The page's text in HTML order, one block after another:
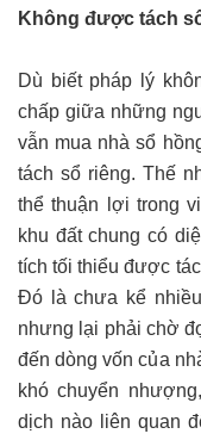
Không được tách
Dù biết pháp lý
chấp giữa những
vẫn mua nhà sổ
tách sổ riêng. Thế
thể thuận lợi trong
khu đất chung có
tích tối thiểu được
Đó là chưa kể
nhưng lại phải chờ
đến dòng vốn của
khó chuyển
dịch nào liên quan